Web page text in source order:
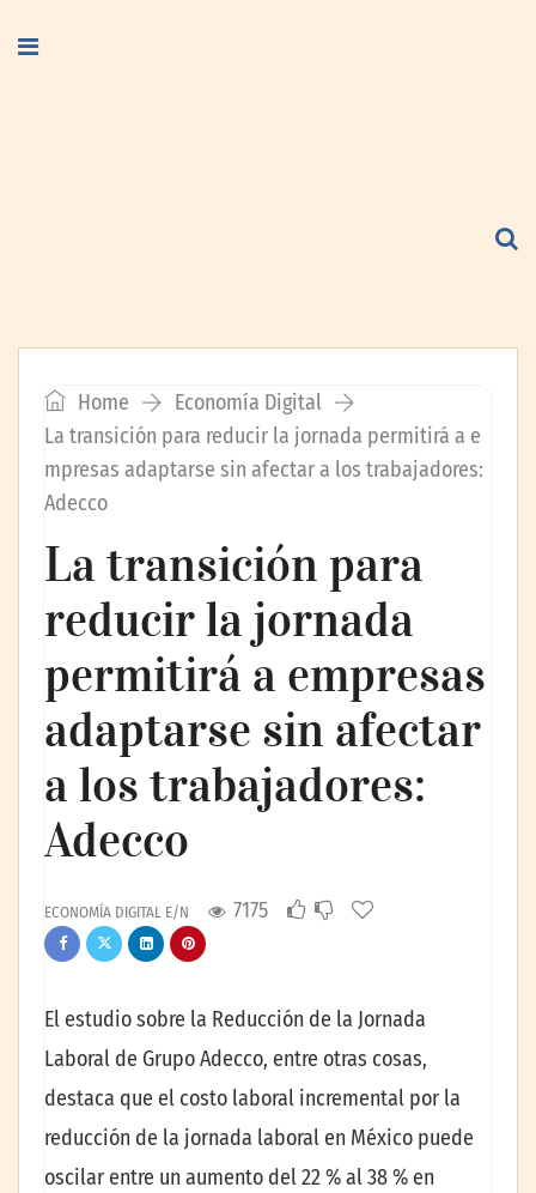
Home
Economía Digital
La transición para reducir la jornada permitirá a e
mpresas adaptarse sin afectar a los trabajadores:
Adecco
La transición para
reducir la jornada
permitirá a empresas
adaptarse sin afectar
a los trabajadores:
Adecco
ECONOMÍA DIGITAL E/N 7175
El estudio sobre la Reducción de la Jornada
Laboral de Grupo Adecco, entre otras cosas,
destaca que el costo laboral incremental por la
reducción de la jornada laboral en México puede
oscilar entre un aumento del 22 % al 38 % en